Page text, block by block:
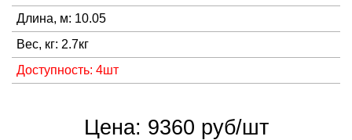
Длина, м: 10.05
Вес, кг: 2.7кг
Доступность: 4шт
Цена: 9360 руб/шт